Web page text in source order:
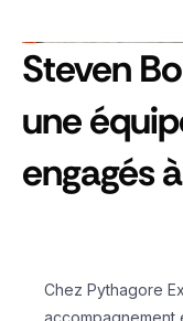
Steven
une
engagés
Chez Pythagore